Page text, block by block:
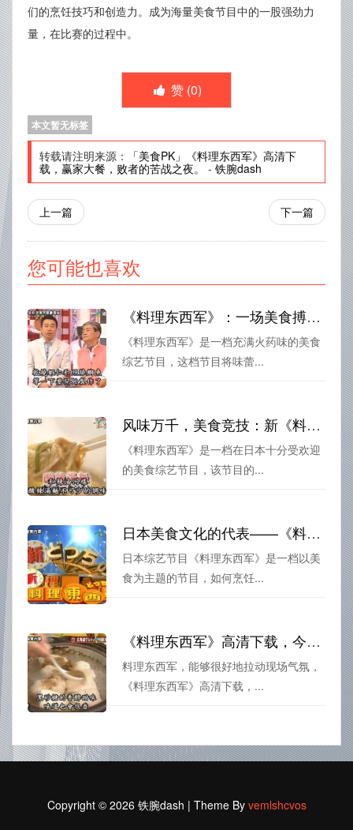
们的烹饪技巧和创造力。成为海量美食节目中的一股强劲力
量，在比赛的过程中。
赞 (0)
本文暂无标签
转载请注明来源：
「美食PK」《料理东西军》高清下
载，赢家大餐，败者的苦战之夜。
- 铁腕dash
上一篇 下一篇
您可能也喜欢
《料理东西军》：一场美食搏杀，味蕾与胃口的坦克大战
《料理东西军》是一档充满火药味的美食
综艺节目，这档节目将味蕾...
风味万千，美食竞技：新《料理东西军》新浪潮
《料理东西军》是一档在日本十分受欢迎
的美食综艺节目，该节目的...
日本美食文化的代表——《料理东西军》全集让你感受到烹饪的艺术
日本综艺节目《料理东西军》是一档以美
食为主题的节目，如何烹饪...
《料理东西军》高清下载，今天的比赛又将掀起一波美食狂潮
料理东西军，能够很好地拉动现场气氛，
《料理东西军》高清下载，...
Copyright © 2026 铁腕dash | Theme By vemlshcvos